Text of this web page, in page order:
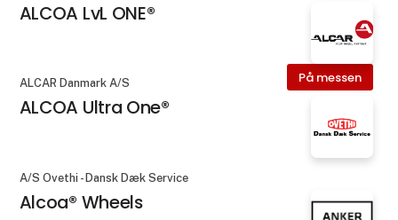
ALCOA LvL ONE®
På messen
ALCAR Danmark A/S
ALCOA Ultra One®
A/S Ovethi - Dansk Dæk Service
Alcoa® Wheels